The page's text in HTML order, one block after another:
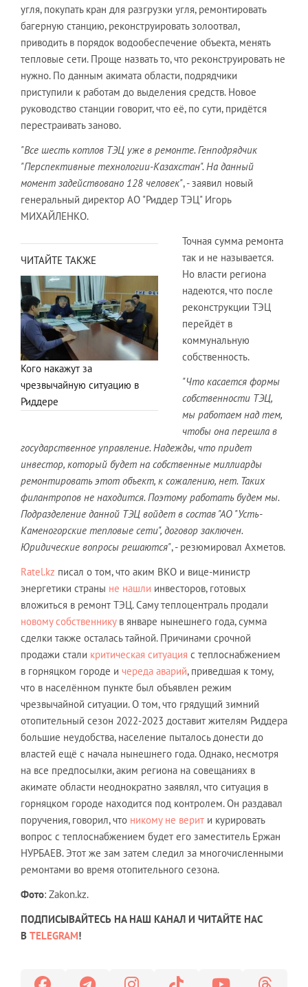
угля, покупать кран для разгрузки угля, ремонтировать
багерную станцию, реконструировать золоотвал,
приводить в порядок водообеспечение объекта, менять
тепловые сети. Проще назвать то, что реконструировать не
нужно. По данным акимата области, подрядчики
приступили к работам до выделения средств. Новое
руководство станции говорит, что её, по сути, придётся
перестраивать заново.
"Все шесть котлов ТЭЦ уже в ремонте. Генподрядчик
"Перспективные технологии-Казахстан". На данный
момент задействовано 128 человек", - заявил новый
генеральный директор АО "Риддер ТЭЦ" Игорь
МИХАЙЛЕНКО.
ЧИТАЙТЕ ТАКЖЕ
Кого накажут за
чрезвычайную ситуацию в
Риддере
Точная сумма ремонта
так и не называется.
Но власти региона
надеются, что после
реконструкции ТЭЦ
перейдёт в
коммунальную
собственность.
"Что касается формы
собственности ТЭЦ,
мы работаем над тем,
чтобы она перешла в
государственное управление. Надежды, что придет
инвестор, который будет на собственные миллиарды
ремонтировать этот объект, к сожалению, нет. Таких
филантропов не находится. Поэтому работать будем мы.
Подразделение данной ТЭЦ войдет в состав "АО "Усть-
Каменогорские тепловые сети", договор заключен.
Юридические вопросы решаются", - резюмировал Ахметов.
Ratel.kz писал о том, что аким ВКО и вице-министр
энергетики страны не нашли инвесторов, готовых
вложиться в ремонт ТЭЦ. Саму теплоцентраль продали
новому собственникув январе нынешнего года, сумма
сделки также осталась тайной. Причинами срочной
продажи стали критическая ситуация с теплоснабжением
в горняцком городе и череда аварий, приведшая к тому,
что в населённом пункте был объявлен режим
чрезвычайной ситуации. О том, что грядущий зимний
отопительный сезон 2022-2023 доставит жителям Риддера
большие неудобства, население пыталось донести до
властей ещё с начала нынешнего года. Однако, несмотря
на все предпосылки, аким региона на совещаниях в
акимате области неоднократно заявлял, что ситуация в
горняцком городе находится под контролем. Он раздавал
поручения, говорил, что никому не верит и курировать
вопрос с теплоснабжением будет его заместитель Ержан
НУРБАЕВ. Этот же зам затем следил за многочисленными
ремонтами во время отопительного сезона.
Фото: Zakon.kz.
ПОДПИСЫВАЙТЕСЬ НА НАШ КАНАЛ И ЧИТАЙТЕ НАС
В TELEGRAM!